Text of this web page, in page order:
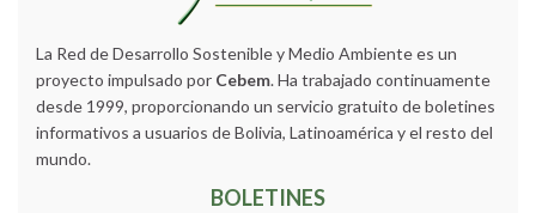
La Red de Desarrollo Sostenible y Medio Ambiente es un
proyecto impulsado por Cebem. Ha trabajado continuamente
desde 1999, proporcionando un servicio gratuito de boletines
informativos a usuarios de Bolivia, Latinoamérica y el resto del
mundo.
BOLETINES